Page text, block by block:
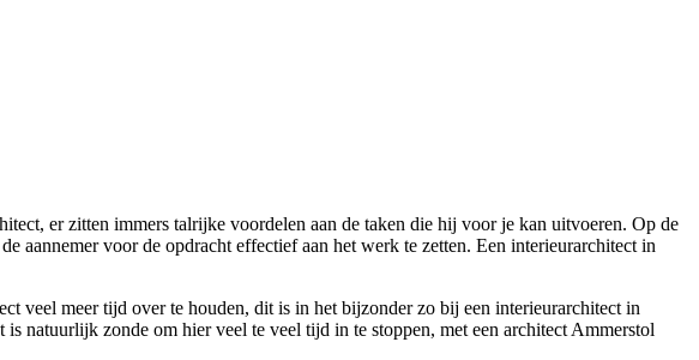
er zitten immers talrijke voordelen aan de taken die hij voor je kan uitvoeren. Op de
aannemer voor de opdracht effectief aan het werk te zetten. Een interieurarchitect in
veel meer tijd over te houden, dit is in het bijzonder zo bij een interieurarchitect in
natuurlijk zonde om hier veel te veel tijd in te stoppen, met een architect Ammerstol